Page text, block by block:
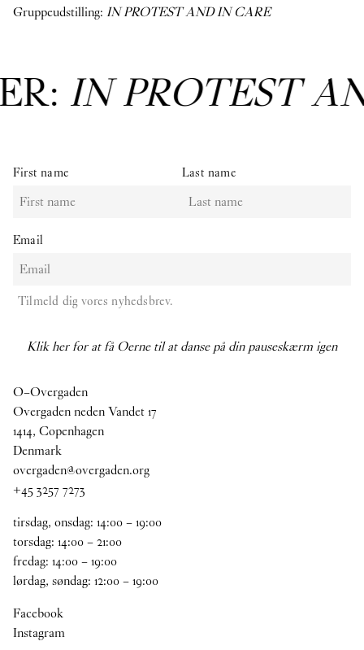
Gruppeudstilling: IN PROTEST AND IN CARE
IN PROTEST
First name Last name
Email
Tilmeld dig vores nyhedsbrev.
Klik her for at få Oerne til at danse på din pauseskærm igen
O–Overgaden
Overgaden neden Vandet 17
1414, Copenhagen
Denmark
overgaden@overgaden.org
+45 3257 7273
tirsdag, onsdag: 14:00–19:00
torsdag: 14:00–21:00
fredag: 14:00–19:00
lørdag, søndag: 12:00–19:00
Facebook
Instagram